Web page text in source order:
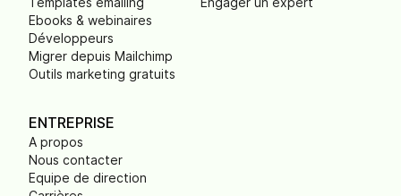
Ebooks & webinaires
Développeurs
Migrer depuis Mailchimp
Outils marketing gratuits
ENTREPRISE
A propos
Nous contacter
Equipe de direction